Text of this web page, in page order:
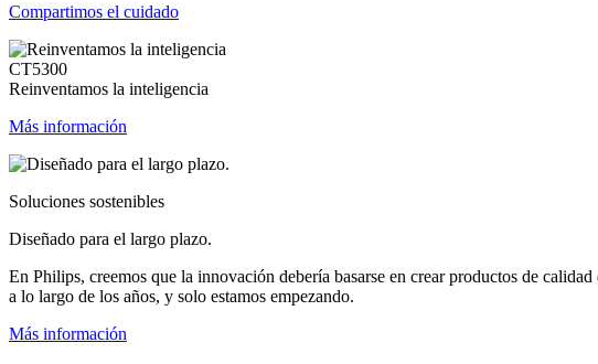
Compartimos el cuidado
CT5300
Reinventamos la inteligencia
Más información
Soluciones sostenibles
Diseñado para el largo plazo.
En Philips, creemos que la innovación debería basarse en crear productos de
a lo largo de los años, y solo estamos empezando.
Más información